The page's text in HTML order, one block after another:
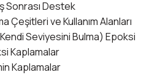
Sonrası Destek
Çeşitleri ve Kullanım Alanları
Seviyesini Bulma) Epoksi
Kaplamalar
Kaplamalar